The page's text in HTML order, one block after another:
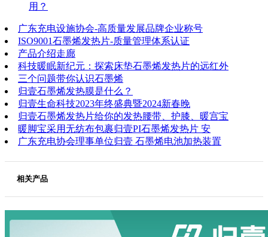
用？
广东充电设施协会-高质量发展品牌企业称号
ISO9001石墨烯发热片-质量管理体系认证
产品介绍走廊
科技暖眠新纪元：探索床垫石墨烯发热片的远红外
三个问题带你认识石墨烯
归壹石墨烯发热膜是什么？
归壹生命科技2023年终盛典暨2024新春晚
归壹石墨烯发热片给你的发热腰带、护膝、暖宫宝
暖脚宝采用无纺布包裹归壹PI石墨烯发热片 安
广东充电协会理事单位归壹 石墨烯电池加热装置
相关产品